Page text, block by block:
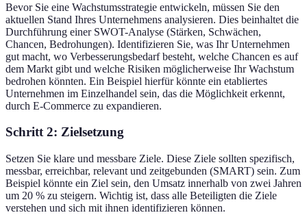
Bevor Sie eine Wachstumsstrategie entwickeln, müssen Sie den
aktuellen Stand Ihres Unternehmens analysieren. Dies beinhaltet die
Durchführung einer SWOT-Analyse (Stärken, Schwächen,
Chancen, Bedrohungen). Identifizieren Sie, was Ihr Unternehmen
gut macht, wo Verbesserungsbedarf besteht, welche Chancen es auf
dem Markt gibt und welche Risiken möglicherweise Ihr Wachstum
bedrohen könnten. Ein Beispiel hierfür könnte ein etabliertes
Unternehmen im Einzelhandel sein, das die Möglichkeit erkennt,
durch E-Commerce zu expandieren.
Schritt 2: Zielsetzung
Setzen Sie klare und messbare Ziele. Diese Ziele sollten spezifisch,
messbar, erreichbar, relevant und zeitgebunden (SMART) sein. Zum
Beispiel könnte ein Ziel sein, den Umsatz innerhalb von zwei Jahren
um 20 % zu steigern. Wichtig ist, dass alle Beteiligten die Ziele
verstehen und sich mit ihnen identifizieren können.